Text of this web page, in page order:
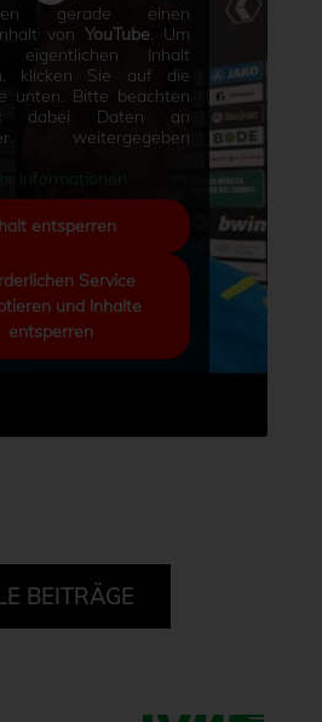
gerade einen
vonYouTube. Um
Inhalt
klicken Sie auf die
unten. Bitte beachten
dabei Daten an
weitergegeben
Informationen
entsperren
Service
und Inhalte
entsperren
BEITRÄGE